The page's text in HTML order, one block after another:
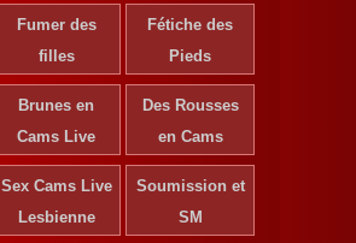
Fumer des
filles
Fétiche des
Pieds
Brunes en
Cams Live
Des Rousses
en Cams
Sex Cams Live
Lesbienne
Soumission et
SM